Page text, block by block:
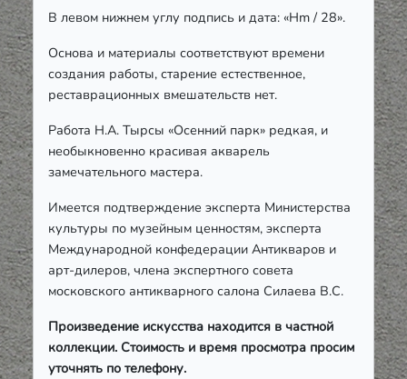
В левом нижнем углу подпись и дата: «Hm / 28».
Основа и материалы соответствуют времени
создания работы, старение естественное,
реставрационных вмешательств нет.
Работа Н.А. Тырсы «Осенний парк» редкая, и
необыкновенно красивая акварель
замечательного мастера.
Имеется подтверждение эксперта Министерства
культуры по музейным ценностям, эксперта
Международной конфедерации Антикваров и
арт-дилеров, члена экспертного совета
московского антикварного салона Силаева В.С.
Произведение искусства находится в частной
коллекции. Стоимость и время просмотра просим
уточнять по телефону.